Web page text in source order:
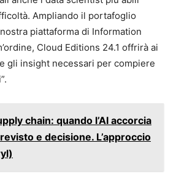
Ampliando il portafoglio
piattaforma di Information
Cloud Editions 24.1 offrirà ai
gli insight necessari per compiere
chain: quando l’AI accorcia
e decisione. L’approccio